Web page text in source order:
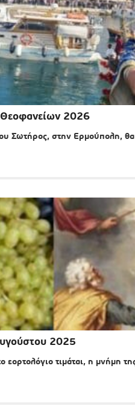
2026
Σωτήρος, στην Ερμούπολη,
2025
τιμάται, η μνήμη